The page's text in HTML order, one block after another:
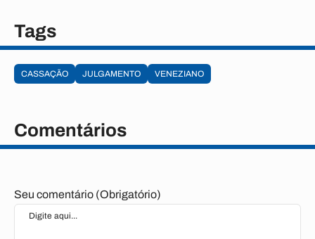
Tags
CASSAÇÃO JULGAMENTO VENEZIANO
Comentários
Seu comentário (Obrigatório)